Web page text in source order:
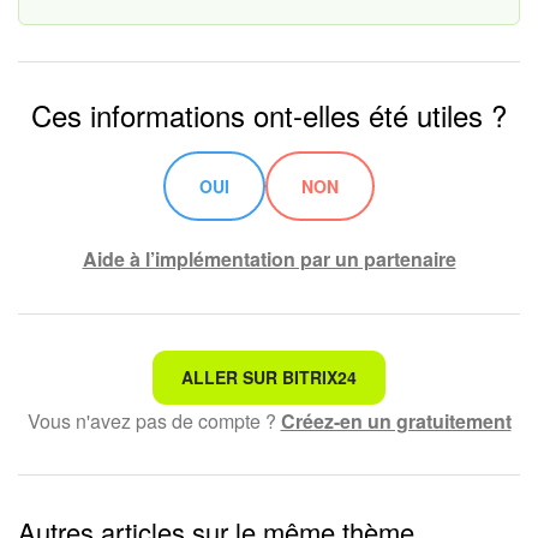
Market (Applications)
Centre de contact
Paramètres
Widget de l'employé
Réseau de succursales
Ces informations ont-elles été utiles ?
OUI NON
Aide à l’implémentation par un partenaire
Ce n'est pas ce que je recherche
Texte compliqué et incompréhensible
Les informations sont obsolètes
Trop court, j'ai besoin de plus d'informations
ALLER SUR BITRIX24
Vous n'avez pas de compte ? Créez-en un gratuitement